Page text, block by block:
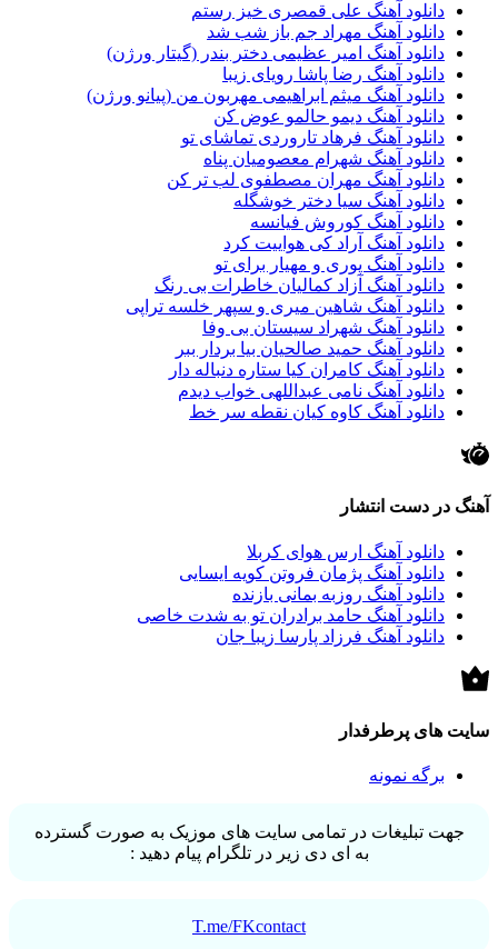
دانلود آهنگ علی قمصری خیز رستم
دانلود آهنگ مهراد جم باز شب شد
دانلود آهنگ امیر عظیمی دختر بندر (گیتار ورژن)
دانلود آهنگ رضا پاشا رویای زیبا
دانلود آهنگ میثم ابراهیمی مهربون من (پیانو ورژن)
دانلود آهنگ دیمو حالمو عوض کن
دانلود آهنگ فرهاد تاروردی تماشای تو
دانلود آهنگ شهرام معصومیان پناه
دانلود آهنگ مهران مصطفوی لب تر کن
دانلود آهنگ سیا دختر خوشگله
دانلود آهنگ کوروش فیانسه
دانلود آهنگ آراد کی هواییت کرد
دانلود آهنگ پوری و مهیار برای تو
دانلود آهنگ آزاد کمالیان خاطرات بی رنگ
دانلود آهنگ شاهین میری و سپهر خلسه تراپی
دانلود آهنگ شهراد سیستان بی وفا
دانلود آهنگ حمید صالحیان بیا بردار ببر
دانلود آهنگ کامران کیا ستاره دنباله دار
دانلود آهنگ نامی عبداللهی خواب دیدم
دانلود آهنگ کاوه کیان نقطه سر خط
آهنگ در دست انتشار
دانلود آهنگ ارس هوای کربلا
دانلود آهنگ پژمان فروتن کویه ایسایی
دانلود آهنگ روزبه بمانی بازنده
دانلود آهنگ حامد برادران تو به شدت خاصی
دانلود آهنگ فرزاد پارسا زیبا جان
سایت های پرطرفدار
برگه نمونه
جهت تبلیغات در تمامی سایت های موزیک به صورت گسترده
به ای دی زیر در تلگرام پیام دهید :
T.me/FKcontact